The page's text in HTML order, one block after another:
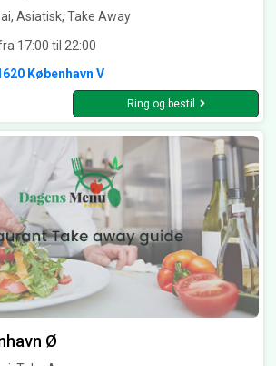
Asiatisk, Take Away
17:00 til 22:00
København V
Ring og bestil
Ø